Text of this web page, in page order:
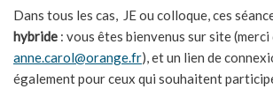
Dans tous les cas, JE ou colloque, ces
hybride : vous êtes bienvenus sur site
anne.carol@orange.fr), et un lien de
également pour ceux qui souhaitent